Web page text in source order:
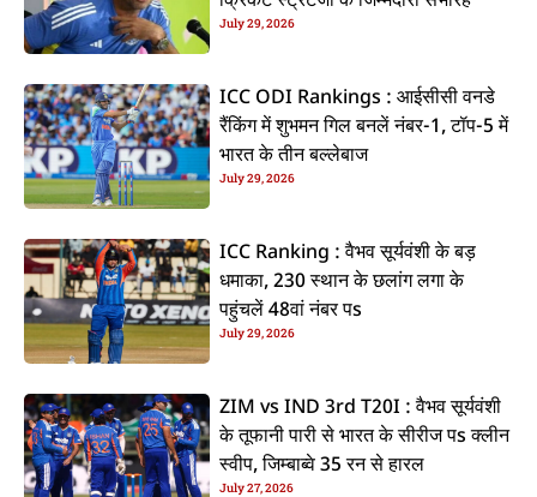
July 29, 2026
ICC ODI Rankings : आईसीसी वनडे
रैंकिंग में शुभमन गिल बनलें नंबर-1, टॉप-5 में
भारत के तीन बल्लेबाज
July 29, 2026
ICC Ranking : वैभव सूर्यवंशी के बड़
धमाका, 230 स्थान के छलांग लगा के
पहुंचलें 48वां नंबर पs
July 29, 2026
ZIM vs IND 3rd T20I : वैभव सूर्यवंशी
के तूफानी पारी से भारत के सीरीज पs क्लीन
स्वीप, जिम्बाब्वे 35 रन से हारल
July 27, 2026